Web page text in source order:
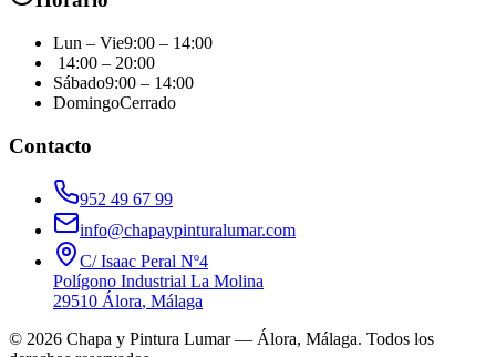
Lun – Vie9:00 – 14:00
14:00 – 20:00
Sábado9:00 – 14:00
DomingoCerrado
Contacto
952 49 67 99
info@chapaypinturalumar.com
C/ Isaac Peral Nº4
Polígono Industrial La Molina
29510 Álora, Málaga
© 2026 Chapa y Pintura Lumar — Álora, Málaga. Todos los